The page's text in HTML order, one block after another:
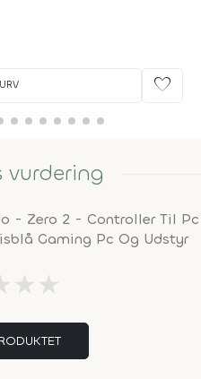
favorite
vurdering
- Zero 2 - Controller Til Pc
Gaming Pc Og Udstyr
★ ★